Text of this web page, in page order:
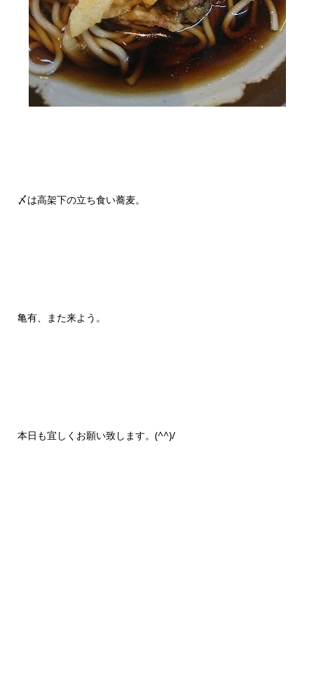
〆は高架下の立ち食い蕎麦。
亀有、また来よう。
本日も宜しくお願い致します。(^^)/